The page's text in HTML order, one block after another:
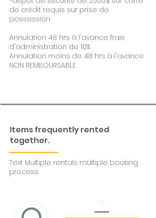
de crédit requis sur prise de
possession
Annulation 48 hrs à l'avance frais
d'administration de 10%
Annulation moins de 48 hrs à l'avance
NON REMBOURSABLE
Items frequently rented
together.
Text Multiple rentals multiple booking
process
.